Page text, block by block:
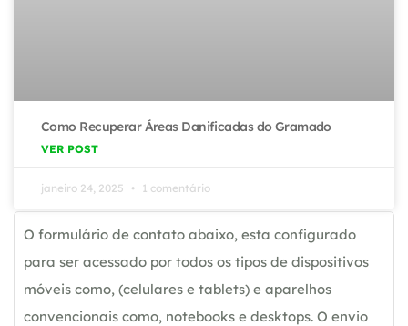
Como Recuperar Áreas Danificadas do Gramado
VER POST
janeiro 24, 2025 1 comentário
O formulário de contato abaixo, esta configurado
para ser acessado por todos os tipos de dispositivos
móveis como, (celulares e tablets) e aparelhos
convencionais como, notebooks e desktops. O envio